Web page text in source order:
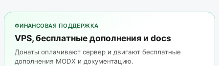
ФИНАНСОВАЯ ПОДДЕРЖКА
VPS, бесплатные дополнения и docs
Донаты оплачивают сервер и двигают бесплатные
дополнения MODX и документацию.